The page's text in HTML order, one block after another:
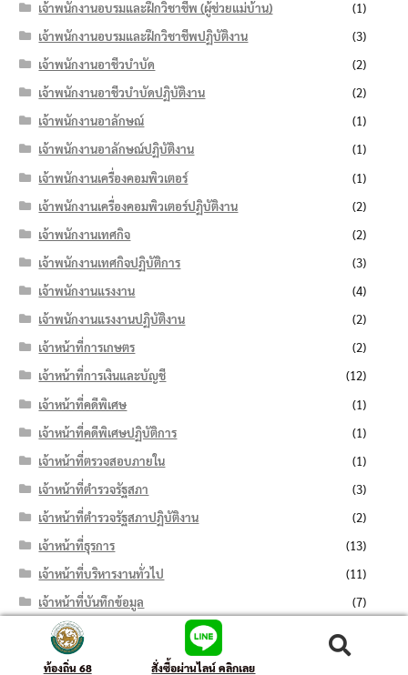
เจ้าพนักงานอบรมและฝึกวิชาชีพ (ผู้ช่วยแม่บ้าน)
(1)
เจ้าพนักงานอบรมและฝึกวิชาชีพปฏิบัติงาน
(3)
เจ้าพนักงานอาชีวบำบัด
(2)
เจ้าพนักงานอาชีวบำบัดปฏิบัติงาน
(2)
เจ้าพนักงานอาลักษณ์
(1)
เจ้าพนักงานอาลักษณ์ปฏิบัติงาน
(1)
เจ้าพนักงานเครื่องคอมพิวเตอร์
(1)
เจ้าพนักงานเครื่องคอมพิวเตอร์ปฏิบัติงาน
(2)
เจ้าพนักงานเทศกิจ
(2)
เจ้าพนักงานเทศกิจปฏิบัติการ
(3)
เจ้าพนักงานแรงงาน
(4)
เจ้าพนักงานแรงงานปฏิบัติงาน
(2)
เจ้าหน้าที่การเกษตร
(2)
เจ้าหน้าที่การเงินและบัญชี
(12)
เจ้าหน้าที่คดีพิเศษ
(1)
เจ้าหน้าที่คดีพิเศษปฏิบัติการ
(1)
เจ้าหน้าที่ตรวจสอบภายใน
(1)
เจ้าหน้าที่ตำรวจรัฐสภา
(3)
เจ้าหน้าที่ตำรวจรัฐสภาปฏิบัติงาน
(2)
เจ้าหน้าที่ธุรการ
(13)
เจ้าหน้าที่บริหารงานทั่วไป
(11)
เจ้าหน้าที่บันทึกข้อมูล
(7)
เจ้าหน้าที่ปกครอง
เจ้าหน้าที่ปกครองปฏิบัติงาน
ท้องถิ่น 68 สั่งซื้อผ่านไลน์ คลิกเลย